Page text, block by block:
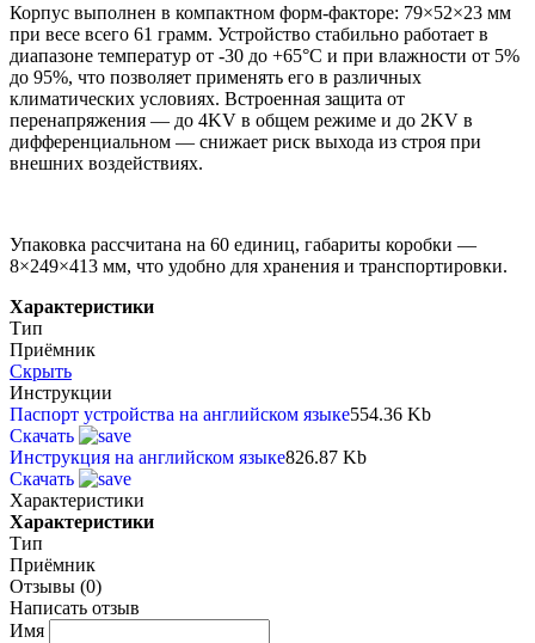
Корпус выполнен в компактном форм-факторе: 79×52×23 мм
при весе всего 61 грамм. Устройство стабильно работает в
диапазоне температур от -30 до +65°C и при влажности от 5%
до 95%, что позволяет применять его в различных
климатических условиях. Встроенная защита от
перенапряжения — до 4KV в общем режиме и до 2KV в
дифференциальном — снижает риск выхода из строя при
внешних воздействиях.
Упаковка рассчитана на 60 единиц, габариты коробки —
8×249×413 мм, что удобно для хранения и транспортировки.
Характеристики
Тип
Приёмник
Скрыть
Инструкции
Паспорт устройства на английском языке554.36 Kb
Скачать
Инструкция на английском языке826.87 Kb
Скачать
Характеристики
Характеристики
Тип
Приёмник
Отзывы (0)
Написать отзыв
Имя